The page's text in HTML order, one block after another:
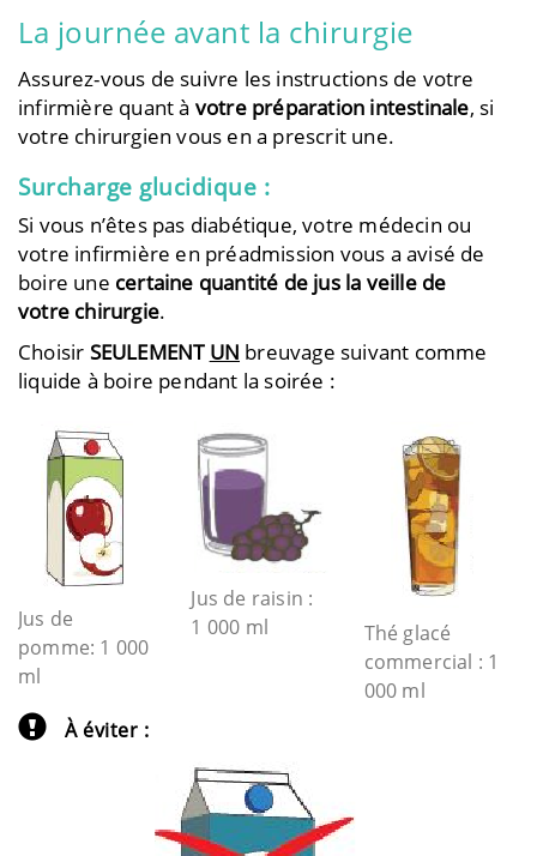
La journée avant la chirurgie
Assurez-vous de suivre les instructions de votre
infirmière quant à votre préparation intestinale, si
votre chirurgien vous en a prescrit une.
Surcharge glucidique :
Si vous n’êtes pas diabétique, votre médecin ou
votre infirmière en préadmission vous a avisé de
boire une certaine quantité de jus la veille de
votre chirurgie.
Choisir SEULEMENT UN breuvage suivant comme
liquide à boire pendant la soirée :
Jus de
pomme: 1 000
ml
Jus de raisin :
1 000 ml
Thé glacé
commercial : 1
000 ml
À éviter :